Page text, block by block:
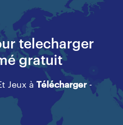
telecharger
gratuit
Jeux àTélécharger-